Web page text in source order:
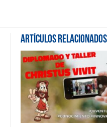
Artículos Relacionados